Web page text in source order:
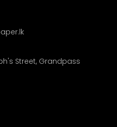
Street, Grandpass